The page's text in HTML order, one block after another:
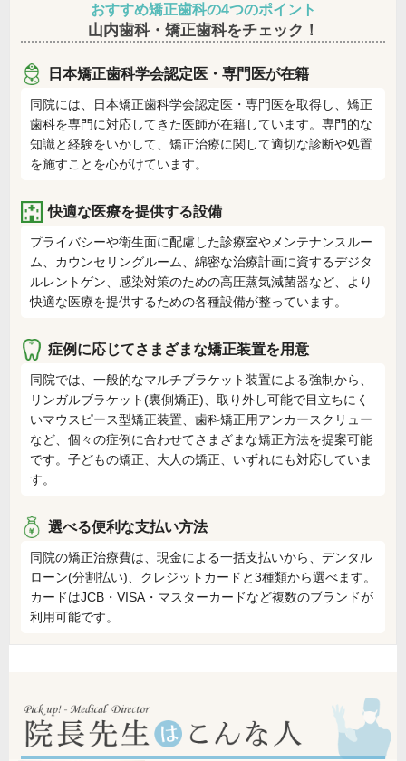
おすすめ矯正歯科の4つのポイント
山内歯科・矯正歯科をチェック！
日本矯正歯科学会認定医・専門医が在籍
同院には、日本矯正歯科学会認定医・専門医を取得し、矯正
歯科を専門に対応してきた医師が在籍しています。専門的な
知識と経験をいかして、矯正治療に関して適切な診断や処置
を施すことを心がけています。
快適な医療を提供する設備
プライバシーや衛生面に配慮した診療室やメンテナンスルー
ム、カウンセリングルーム、綿密な治療計画に資するデジタ
ルレントゲン、感染対策のための高圧蒸気減菌器など、より
快適な医療を提供するための各種設備が整っています。
症例に応じてさまざまな矯正装置を用意
同院では、一般的なマルチブラケット装置による強制から、
リンガルブラケット(裏側矯正)、取り外し可能で目立ちにく
いマウスピース型矯正装置、歯科矯正用アンカースクリュー
など、個々の症例に合わせてさまざまな矯正方法を提案可能
です。子どもの矯正、大人の矯正、いずれにも対応していま
す。
選べる便利な支払い方法
同院の矯正治療費は、現金による一括支払いから、デンタル
ローン(分割払い)、クレジットカードと3種類から選べます。
カードはJCB・VISA・マスターカードなど複数のブランドが
利用可能です。